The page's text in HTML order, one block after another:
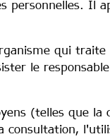
personnelles. Il
qui traite
le
(telles que la